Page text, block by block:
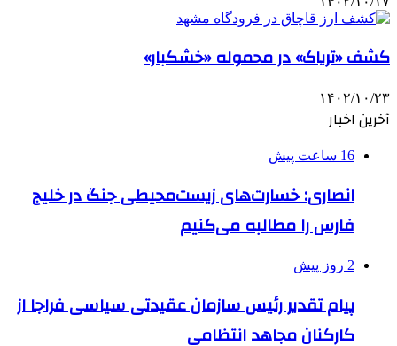
کشف «تریاک» در محموله «خشکبار»
۱۴۰۲/۱۰/۲۳
آخرین اخبار
16 ساعت پیش
انصاری: خسارت‌های زیست‌محیطی جنگ در خلیج
فارس را مطالبه‌ می‌کنیم
2 روز پیش
پیام تقدیر رئیس سازمان عقیدتی سیاسی فراجا از
کارکنان مجاهد انتظامی